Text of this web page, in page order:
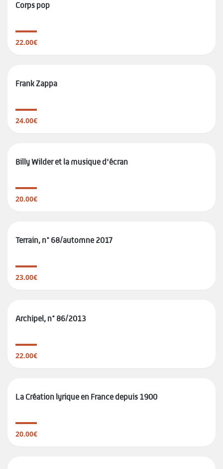
Corps pop
22.00€
Frank Zappa
24.00€
Billy Wilder et la musique d'écran
20.00€
Terrain, n° 68/automne 2017
23.00€
Archipel, n° 86/2013
22.00€
La Création lyrique en France depuis 1900
20.00€